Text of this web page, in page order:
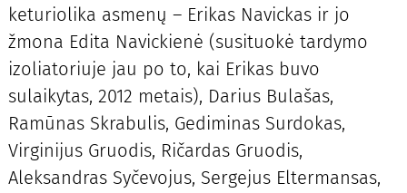
keturiolika asmenų – Erikas Navickas ir jo
žmona Edita Navickienė (susituokė tardymo
izoliatoriuje jau po to, kai Erikas buvo
sulaikytas, 2012 metais), Darius Bulašas,
Ramūnas Skrabulis, Gediminas Surdokas,
Virginijus Gruodis, Ričardas Gruodis,
Aleksandras Syčevojus, Sergejus Eltermansas,